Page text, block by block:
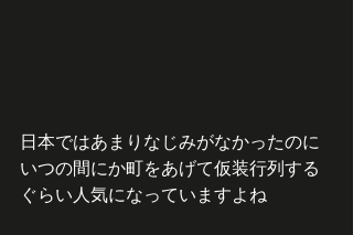
日本ではあまりなじみがなかったのに
いつの間にか町をあげて仮装行列する
ぐらい人気になっていますよね